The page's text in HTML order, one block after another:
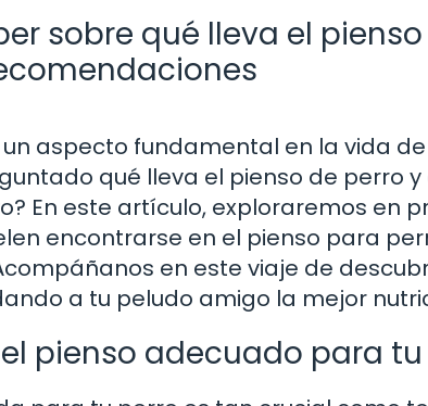
sobre qué lleva el
aspecto fundamental en la vida
qué lleva el pienso de perro
En este artículo, exploraremos en
encontrarse en el pienso para
en este viaje de
a tu peludo amigo la mejor
pienso adecuado para